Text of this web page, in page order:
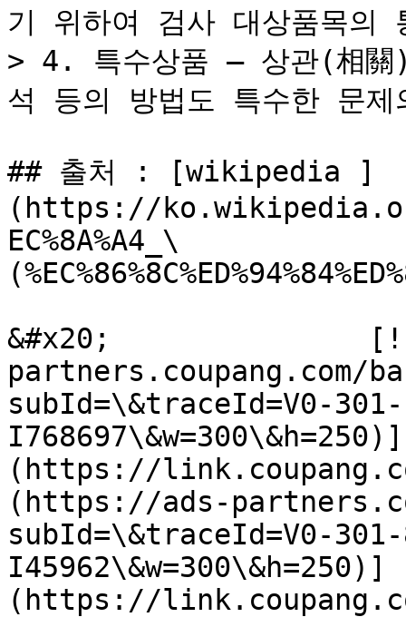
기 위하여 검사 대상품목의
> 4. 특수상품 ― 상관(相關
석 등의 방법도 특수한 문
## 출처 : [wikipedia ]
(https://ko.wikipedia.org/
EC%8A%A4_\
&#x20;
partners.coupang.com/
subId=\&traceId=V0-
I768697\&w=300\&h=250)]
(https://
(https://ads-
subId=\&traceId=V0-301-
I45962\&w=300\&h=250)]
(https://